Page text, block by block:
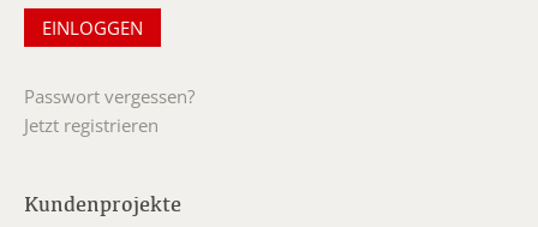
Passwort vergessen?
Jetzt registrieren
Kundenprojekte